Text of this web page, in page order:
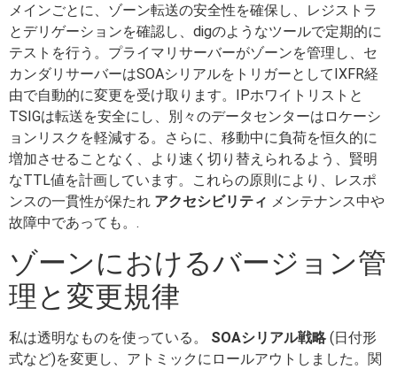
メインごとに、ゾーン転送の安全性を確保し、レジストラ
とデリゲーションを確認し、digのようなツールで定期的に
テストを行う。プライマリサーバーがゾーンを管理し、セ
カンダリサーバーはSOAシリアルをトリガーとしてIXFR経
由で自動的に変更を受け取ります。IPホワイトリストと
TSIGは転送を安全にし、別々のデータセンターはロケーシ
ョンリスクを軽減する。さらに、移動中に負荷を恒久的に
増加させることなく、より速く切り替えられるよう、賢明
なTTL値を計画しています。これらの原則により、レスポ
ンスの一貫性が保たれ アクセシビリティ メンテナンス中や
故障中であっても。.
ゾーンにおけるバージョン管
理と変更規律
私は透明なものを使っている。 SOAシリアル戦略(日付形
式など)を変更し、アトミックにロールアウトしました。関